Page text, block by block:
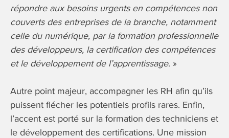
répondre aux besoins urgents en compétences non
couverts des entreprises de la branche, notamment
celle du numérique, par la formation professionnelle
des développeurs, la certification des compétences
et le développement de l’apprentissage. »
Autre point majeur, accompagner les RH afin qu’ils
puissent flécher les potentiels profils rares. Enfin,
l’accent est porté sur la formation des techniciens et
le développement des certifications. Une mission